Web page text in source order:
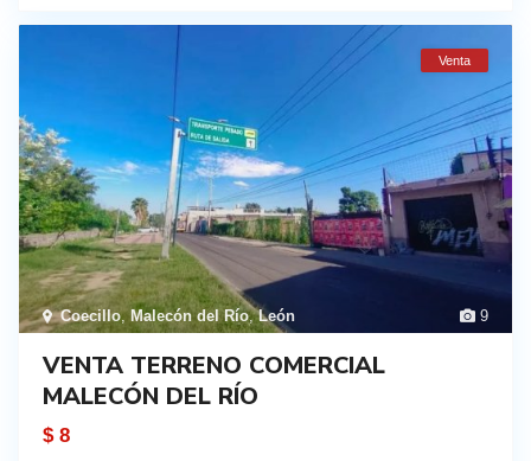
9
Coecillo, Malecón del Río,León
Venta
VENTA TERRENO COMERCIAL
MALECÓN DEL RÍO
$ 8